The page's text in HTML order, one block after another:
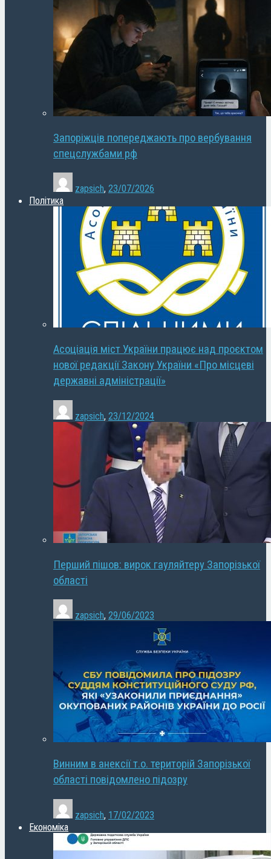
Запоріжців попереджають про вербування
спецслужбами рф
zapsich, 23/07/2026
Політика
Асоціація міст України працює над проєктом
нової редакції Закону України «Про місцеві
державні адміністрації»
zapsich, 23/12/2024
Перший пішов: вирок гауляйтеру Запорізької
області
zapsich, 29/06/2023
Винним в анексії т.о. територій Запорізької
області повідомлено підозру
zapsich, 17/02/2023
Економіка